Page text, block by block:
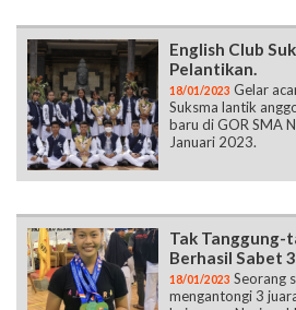
English Club
Pelantikan.
18/01/2023 Gelar
Suksma lantik
baru di GOR SMA
Januari 2023.
Tak Tanggung-
Berhasil Sabet
18/01/2023 Seorang
mengantongi 3